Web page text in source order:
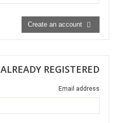
ALREADY REGISTERED?
Email address